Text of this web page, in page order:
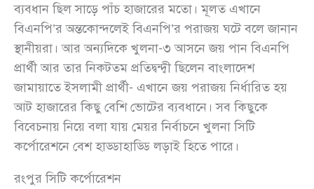
ব্যবধান ছিল সাড়ে পাঁচ হাজারের মতো। মূলত এখানে
বিএনপি’র অন্তকোন্দলেই বিএনপি’র পরাজয় ঘটে বলে জানান
স্থানীয়রা। আর অন্যদিকে খুলনা-৩ আসনে জয় পান বিএনপি
প্রার্থী আর তার নিকটতম প্রতিদ্বন্দ্বী ছিলেন বাংলাদেশ
জামায়াতে ইসলামী প্রার্থী- এখানে জয় পরাজয় নির্ধারিত হয়
আট হাজারের কিছু বেশি ভোটের ব্যবধানে। সব কিছুকে
বিবেচনায় নিয়ে বলা যায় মেয়র নির্বাচনে খুলনা সিটি
কর্পোরেশনে বেশ হাড্ডাহাড্ডি লড়াই হিতে পারে।
রংপুর সিটি কর্পোরেশন